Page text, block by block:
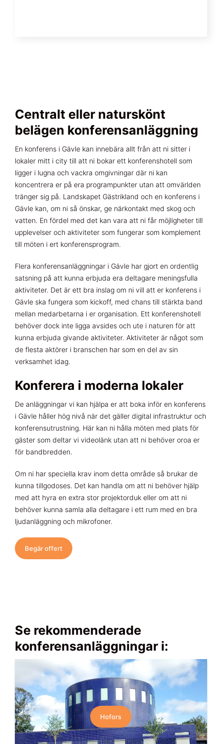
Centralt eller naturskönt
belägen konferensanläggning
En konferens i Gävle kan innebära allt från att ni sitter i
lokaler mitt i city till att ni bokar ett konferenshotell som
ligger i lugna och vackra omgivningar där ni kan
koncentrera er på era programpunkter utan att omvärlden
tränger sig på. Landskapet Gästrikland och en konferens i
Gävle kan, om ni så önskar, ge närkontakt med skog och
vatten. En fördel med det kan vara att ni får möjligheter till
upplevelser och aktiviteter som fungerar som komplement
till möten i ert konferensprogram.
Flera konferensanläggningar i Gävle har gjort en ordentlig
satsning på att kunna erbjuda era deltagare meningsfulla
aktiviteter. Det är ett bra inslag om ni vill att er konferens i
Gävle ska fungera som kickoff, med chans till stärkta band
mellan medarbetarna i er organisation. Ett konferenshotell
behöver dock inte ligga avsides och ute i naturen för att
kunna erbjuda givande aktiviteter. Aktiviteter är något som
de flesta aktörer i branschen har som en del av sin
verksamhet idag.
Konferera i moderna lokaler
De anläggningar vi kan hjälpa er att boka inför en konferens
i Gävle håller hög nivå när det gäller digital infrastruktur och
konferensutrustning. Här kan ni hålla möten med plats för
gäster som deltar vi videolänk utan att ni behöver oroa er
för bandbredden.
Om ni har speciella krav inom detta område så brukar de
kunna tillgodoses. Det kan handla om att ni behöver hjälp
med att hyra en extra stor projektorduk eller om att ni
behöver kunna samla alla deltagare i ett rum med en bra
ljudanläggning och mikrofoner.
Begär offert
Se rekommenderade
konferensanläggningar i:
Hofors